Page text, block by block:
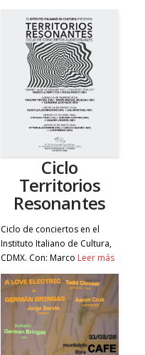
Ciclo
Territorios
Resonantes
Ciclo de conciertos en el
Instituto Italiano de Cultura,
CDMX. Con: Marco Leer más